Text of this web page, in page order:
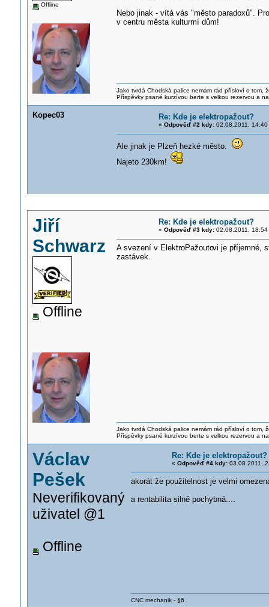
Offline
Nebo jinak - vítá vás "město paradoxů".
v centru města kulturmí dům!
Jako tvrdá Chodská palice nemám rád přísloví o tom,
Příspěvky psané kurzívou berte s velkou rezervou a
Kopec03 Re: Kde je elektropažout?
« Odpověď #2 kdy:02.08.2011, 14:40
Ale jinak je Plzeň hezké město.
Najeto 230km!
Jiří
Schwarz
Offline
Re: Kde je elektropažout?
« Odpověď #3 kdy:02.08.2011, 18:54
A svezení v ElektroPažoutovi je příjemné,
zastávek.
Jako tvrdá Chodská palice nemám rád přísloví o tom,
Příspěvky psané kurzívou berte s velkou rezervou a
Václav
Pešek
Neverifikovaný
uživatel @1
Offline
Re: Kde je elektropažout?
« Odpověď #4 kdy:03.08.2011,
akorát že použitelnost je velmi
a rentabilita silně pochybná....
CNC mechanik - §6